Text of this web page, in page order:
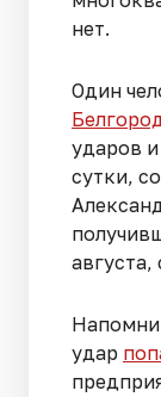
нет.
Один
ударов
сутки,
августа,
удар